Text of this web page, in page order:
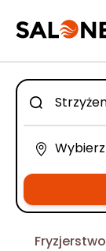
Fryzjerstwo